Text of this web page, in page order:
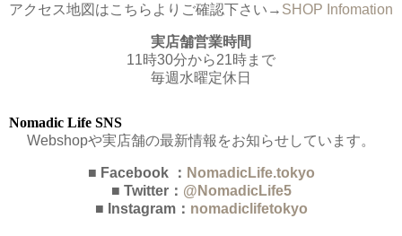
アクセス地図はこちらよりご確認下さい→ SHOP Infomation
実店舗営業時間
11時30分から21時まで
毎週水曜定休日
Nomadic Life SNS
Webshopや実店舗の最新情報をお知らせしています。
■ Facebook ： NomadicLife.tokyo
■ Twitter： @NomadicLife5
■ Instagram： nomadiclifetokyo